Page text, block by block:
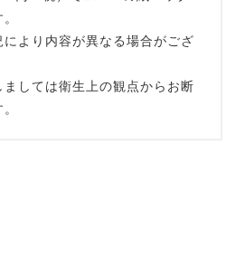
より内容が異なる場合がござ
しては衛生上の観点からお断